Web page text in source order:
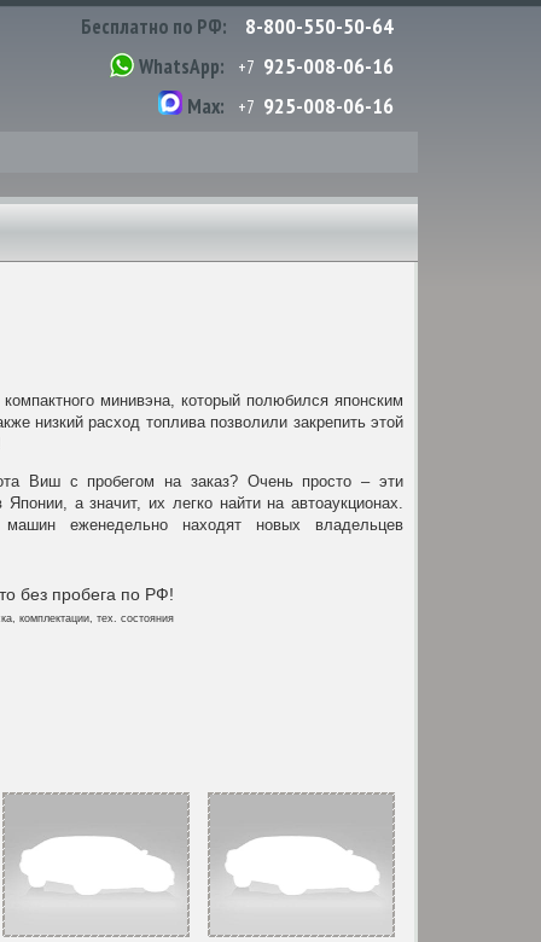
Бесплатно по РФ: 8-800-550-50-64
WhatsApp: +7 925-008-06-16
Max: +7 925-008-06-16
минивэна, который полюбился японским
низкий расход топлива позволили закрепить этой
Виш с пробегом на заказ? Очень просто – эти
а значит, их легко найти на автоаукционах.
еженедельно находят новых владельцев
без пробега по РФ!
комплектации, тех. состояния